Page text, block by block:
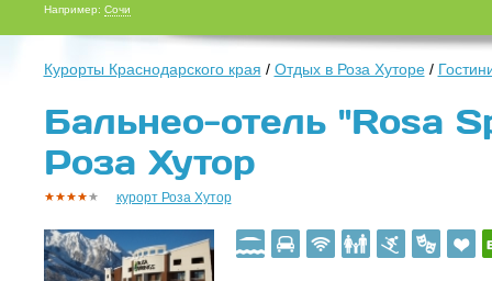
Например: Сочи
Курорты Краснодарского края / Отдых в Роза Хуторе/
Бальнео-отель "Rosa
Роза Хутор
курорт Роза Хутор